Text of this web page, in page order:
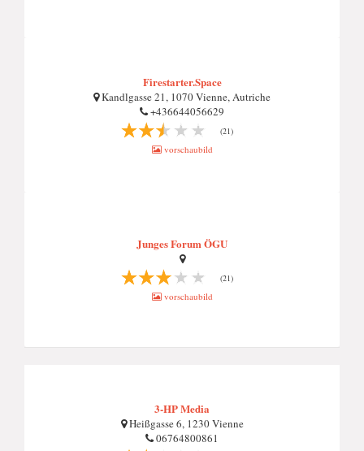
Firestarter.Space
Kandlgasse 21, 1070 Vienne, Autriche
+436644056629
(21)
vorschaubild
Junges Forum ÖGU
(21)
vorschaubild
3-HP Media
Heißgasse 6, 1230 Vienne
06764800861